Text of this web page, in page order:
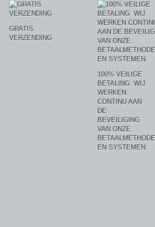
GRATIS
VERZENDING
100% VEILIGE
BETALING. WIJ
WERKEN
CONTINU AAN
DE
BEVEILIGING
VAN ONZE
EN SYSTEMEN.